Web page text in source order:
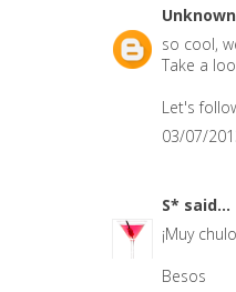
Unknown
so cool,
Take a
Let's
03/07/
S* said...
¡Muy
Besos